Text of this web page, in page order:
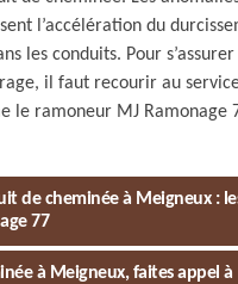
l’accélération du
les conduits. Pour
il faut recourir au
le ramoneur MJ Ramonage
de cheminée à Meigneux :
77
à Meigneux, faites appel à